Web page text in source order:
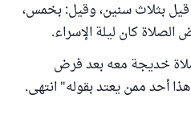
قيل بثلاث سنين، وقيل: بخمس،
كان ليلة الإسراء.
خديجة معه بعد فرض
أحد ممن يعتد بقوله" انتهى.